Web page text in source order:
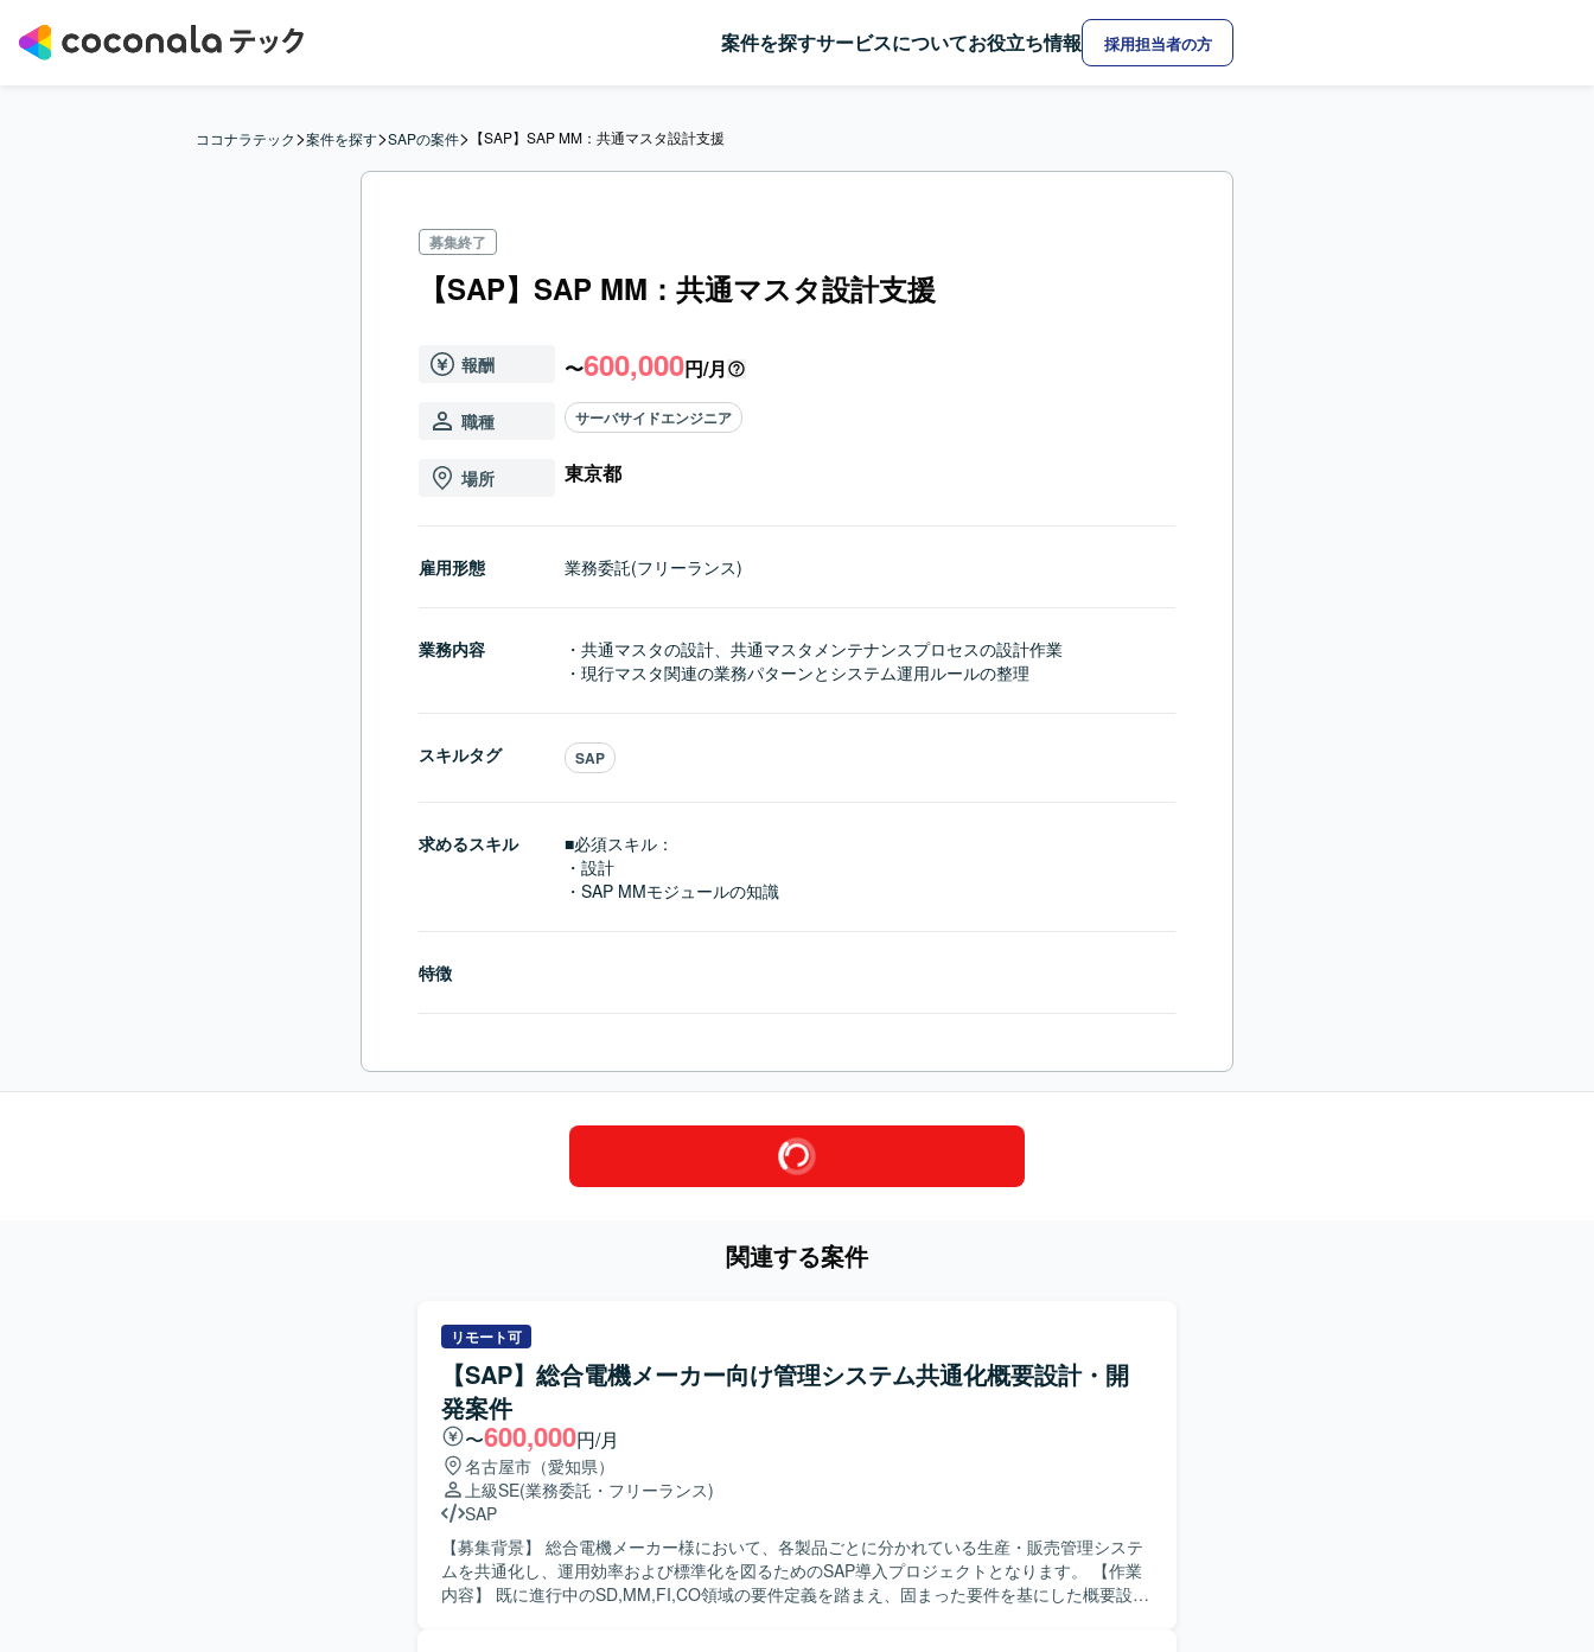
案件を探すサービスについてお役立ち情報 採用担当者の方
ココナラテック>案件を探す>SAPの案件> 【SAP】SAP MM：共通マスタ設計支援
募集終了
【SAP】SAP MM：共通マスタ設計支援
報酬 〜600,000円/月
職種 サーバサイドエンジニア
場所 東京都
雇用形態 業務委託(フリーランス)
業務内容
・共通マスタの設計、共通マスタメンテナンスプロセスの設計作業
・現行マスタ関連の業務パターンとシステム運用ルールの整理
スキルタグ SAP
求めるスキル
■必須スキル：
・設計
・SAP MMモジュールの知識
特徴
関連する案件
リモート可
【SAP】総合電機メーカー向け管理システム共通化概要設計・開
発案件
〜600,000円/月
名古屋市（愛知県）
上級SE(業務委託・フリーランス)
SAP
【募集背景】 総合電機メーカー様において、各製品ごとに分かれている生産・販売管理システ
ムを共通化し、運用効率および標準化を図るためのSAP導入プロジェクトとなります。 【作業
内容】 既に進行中のSD,MM,FI,CO領域の要件定義を踏まえ、固まった要件を基にした概要設計